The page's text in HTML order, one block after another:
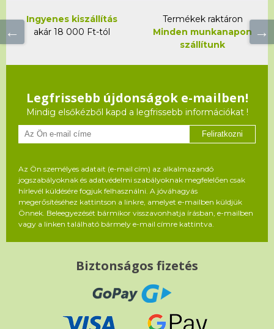
Ingyenes kiszállítás
akár 18 000 Ft-tól
Termékek raktáron
Minden munkanapon
szállítunk
Legfrissebb újdonságok e-mailben!
Mindig elsőkézből kapd a legfrissebb információkat !
Feliratkozni
Az Ön személyes adatait (e-mail cím) az alkalmazandó
jogszabályoknak és adatvédelmi szabályoknak megfelelően csak
hírlevél küldésére fogjuk felhasználni. A jóváhagyás
megerősítéséhez kattintson a linkre, amelyet e-mailben küldjük
Önnek. Beleegyezését bármikor visszavonhatja írásban, e-mailben
vagy a linken található bármely e-mail címre kattintva.
Biztonságos fizetés